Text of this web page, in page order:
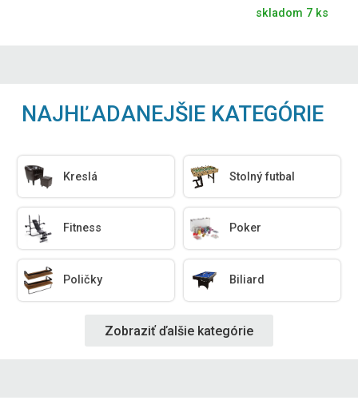
skladom 7 ks
NAJHĽADANEJŠIE KATEGÓRIE
Kreslá Stolný futbal
Fitness Poker
Poličky Biliard
Zobraziť ďalšie kategórie